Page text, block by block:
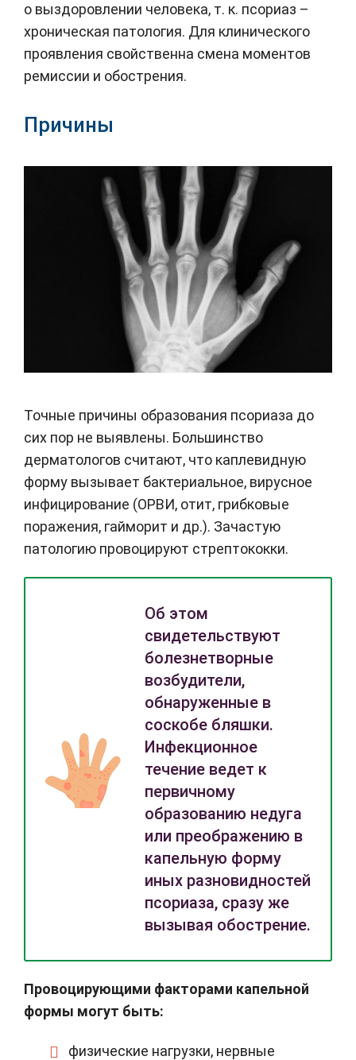
о выздоровлении человека, т. к. псориаз –
хроническая патология. Для клинического
проявления свойственна смена моментов
ремиссии и обострения.
Причины
Точные причины образования псориаза до
сих пор не выявлены. Большинство
дерматологов считают, что каплевидную
форму вызывает бактериальное, вирусное
инфицирование (ОРВИ, отит, грибковые
поражения, гайморит и др.). Зачастую
патологию провоцируют стрептококки.
Об этом
свидетельствуют
болезнетворные
возбудители,
обнаруженные в
соскобе бляшки.
Инфекционное
течение ведет к
первичному
образованию недуга
или преображению в
капельную форму
иных разновидностей
псориаза, сразу же
вызывая обострение.
Провоцирующими факторами капельной
формы могут быть:
физические нагрузки, нервные